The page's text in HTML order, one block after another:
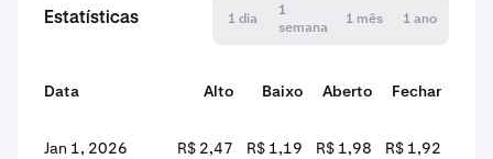
Estatísticas 1 dia
1
semana
1 mês 1 ano
Data Alto Baixo Aberto
Fechar
Jan 1, 2026
R$ 2,47 R$ 1,19 R$ 1,98 R$ 1,92